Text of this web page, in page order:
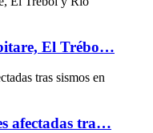
El Trébo…
afectadas tra…